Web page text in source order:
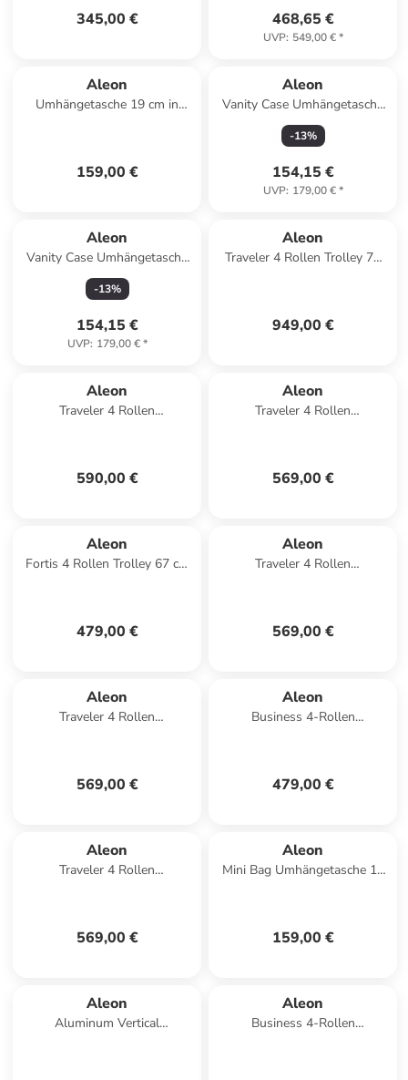
345,00 € 468,65 €
UVP: 549,00 €*
Aleon
Umhängetasche 19 cm in
159,00 €
Aleon
Vanity Case Umhängetasche
25 cm in ruby
-13%
154,15 €
UVP: 179,00 €*
Aleon
Vanity Case Umhängetasche
25 cm in sapphire
-13%
154,15 €
UVP: 179,00 €*
Aleon
Traveler 4 Rollen Trolley 77
949,00 €
Aleon
Traveler 4 Rollen
590,00 €
Aleon
Traveler 4 Rollen
569,00 €
Aleon
Fortis 4 Rollen Trolley 67 cm
479,00 €
Aleon
Traveler 4 Rollen
569,00 €
Aleon
Traveler 4 Rollen
569,00 €
Aleon
Business 4-Rollen
479,00 €
Aleon
Traveler 4 Rollen
569,00 €
Aleon
Mini Bag Umhängetasche 19
159,00 €
Aleon
Aluminum Vertical
Aleon
Business 4-Rollen